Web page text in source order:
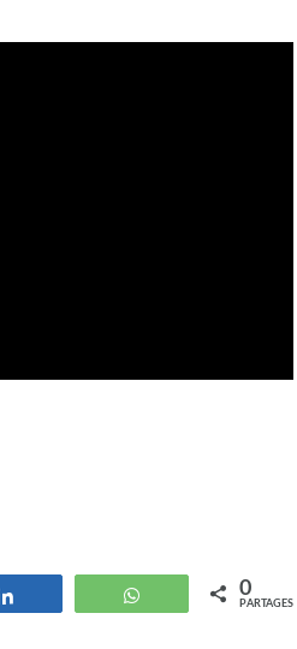
WhatsApp 0
PARTAGES